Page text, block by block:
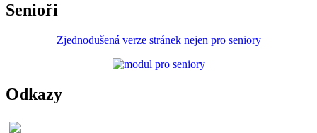
Senioři
Zjednodušená verze stránek nejen pro seniory
Odkazy